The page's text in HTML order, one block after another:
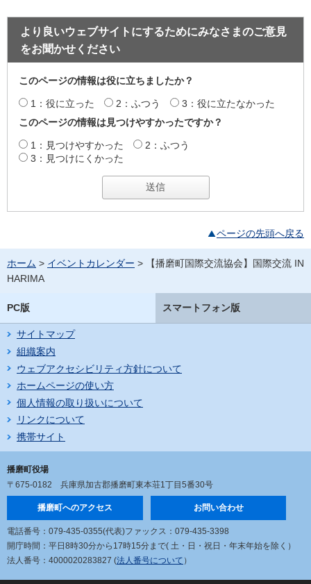
より良いウェブサイトにするためにみなさまのご意見
をお聞かせください
このページの情報は役に立ちましたか？
1：役に立った 2：ふつう
3：役に立たなかった
このページの情報は見つけやすかったですか？
1：見つけやすかった
2：ふつう
3：見つけにくかった
ページの先頭へ戻る
ホーム > イベントカレンダー > 【播磨町国際交流協会】国際交流 IN
HARIMA
PC版 スマートフォン版
サイトマップ
組織案内
ウェブアクセシビリティ方針について
ホームページの使い方
個人情報の取り扱いについて
リンクについて
携帯サイト
播磨町役場
〒675-0182 兵庫県加古郡播磨町東本荘1丁目5番30号
播磨町へのアクセス お問い合わせ
電話番号：079-435-0355(代表)ファックス：079-435-3398
開庁時間：平日8時30分から17時15分まで( 土・日・祝日・年末年始を除く）
法人番号：4000020283827 (法人番号について ）